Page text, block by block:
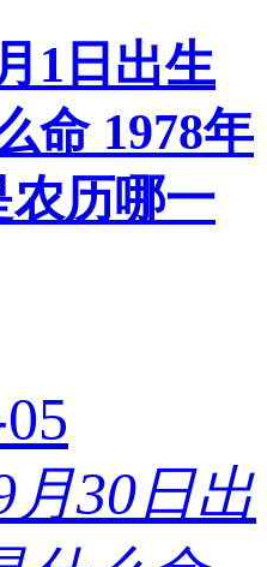
1日出生
命 1978年
农历哪一